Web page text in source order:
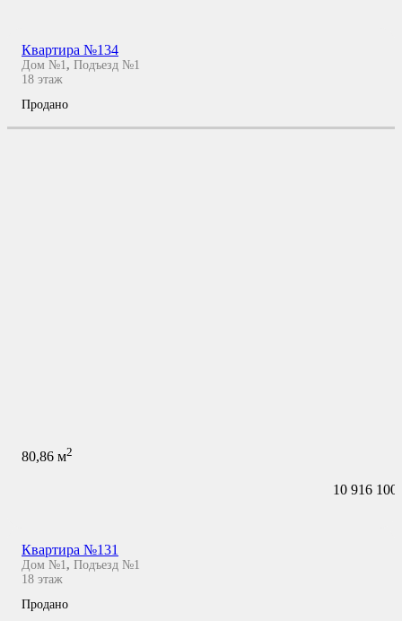
Квартира №134
Дом №1, Подъезд №1
18 этаж
Продано
80,86 м2
10 916 100
Квартира №131
Дом №1 , Подъезд №1
18 этаж
Продано